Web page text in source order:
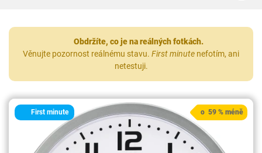
Obdržíte, co je na reálných fotkách.
Věnujte pozornost reálnému stavu. First minute nefotím, ani
netestuji.
First minute o 59 % méně